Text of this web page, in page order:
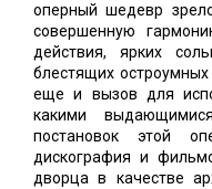
оперный шедевр
совершенную
действия, ярких
блестящих
еще и вызов для
какими
постановок этой
дискография и
дворца в качестве